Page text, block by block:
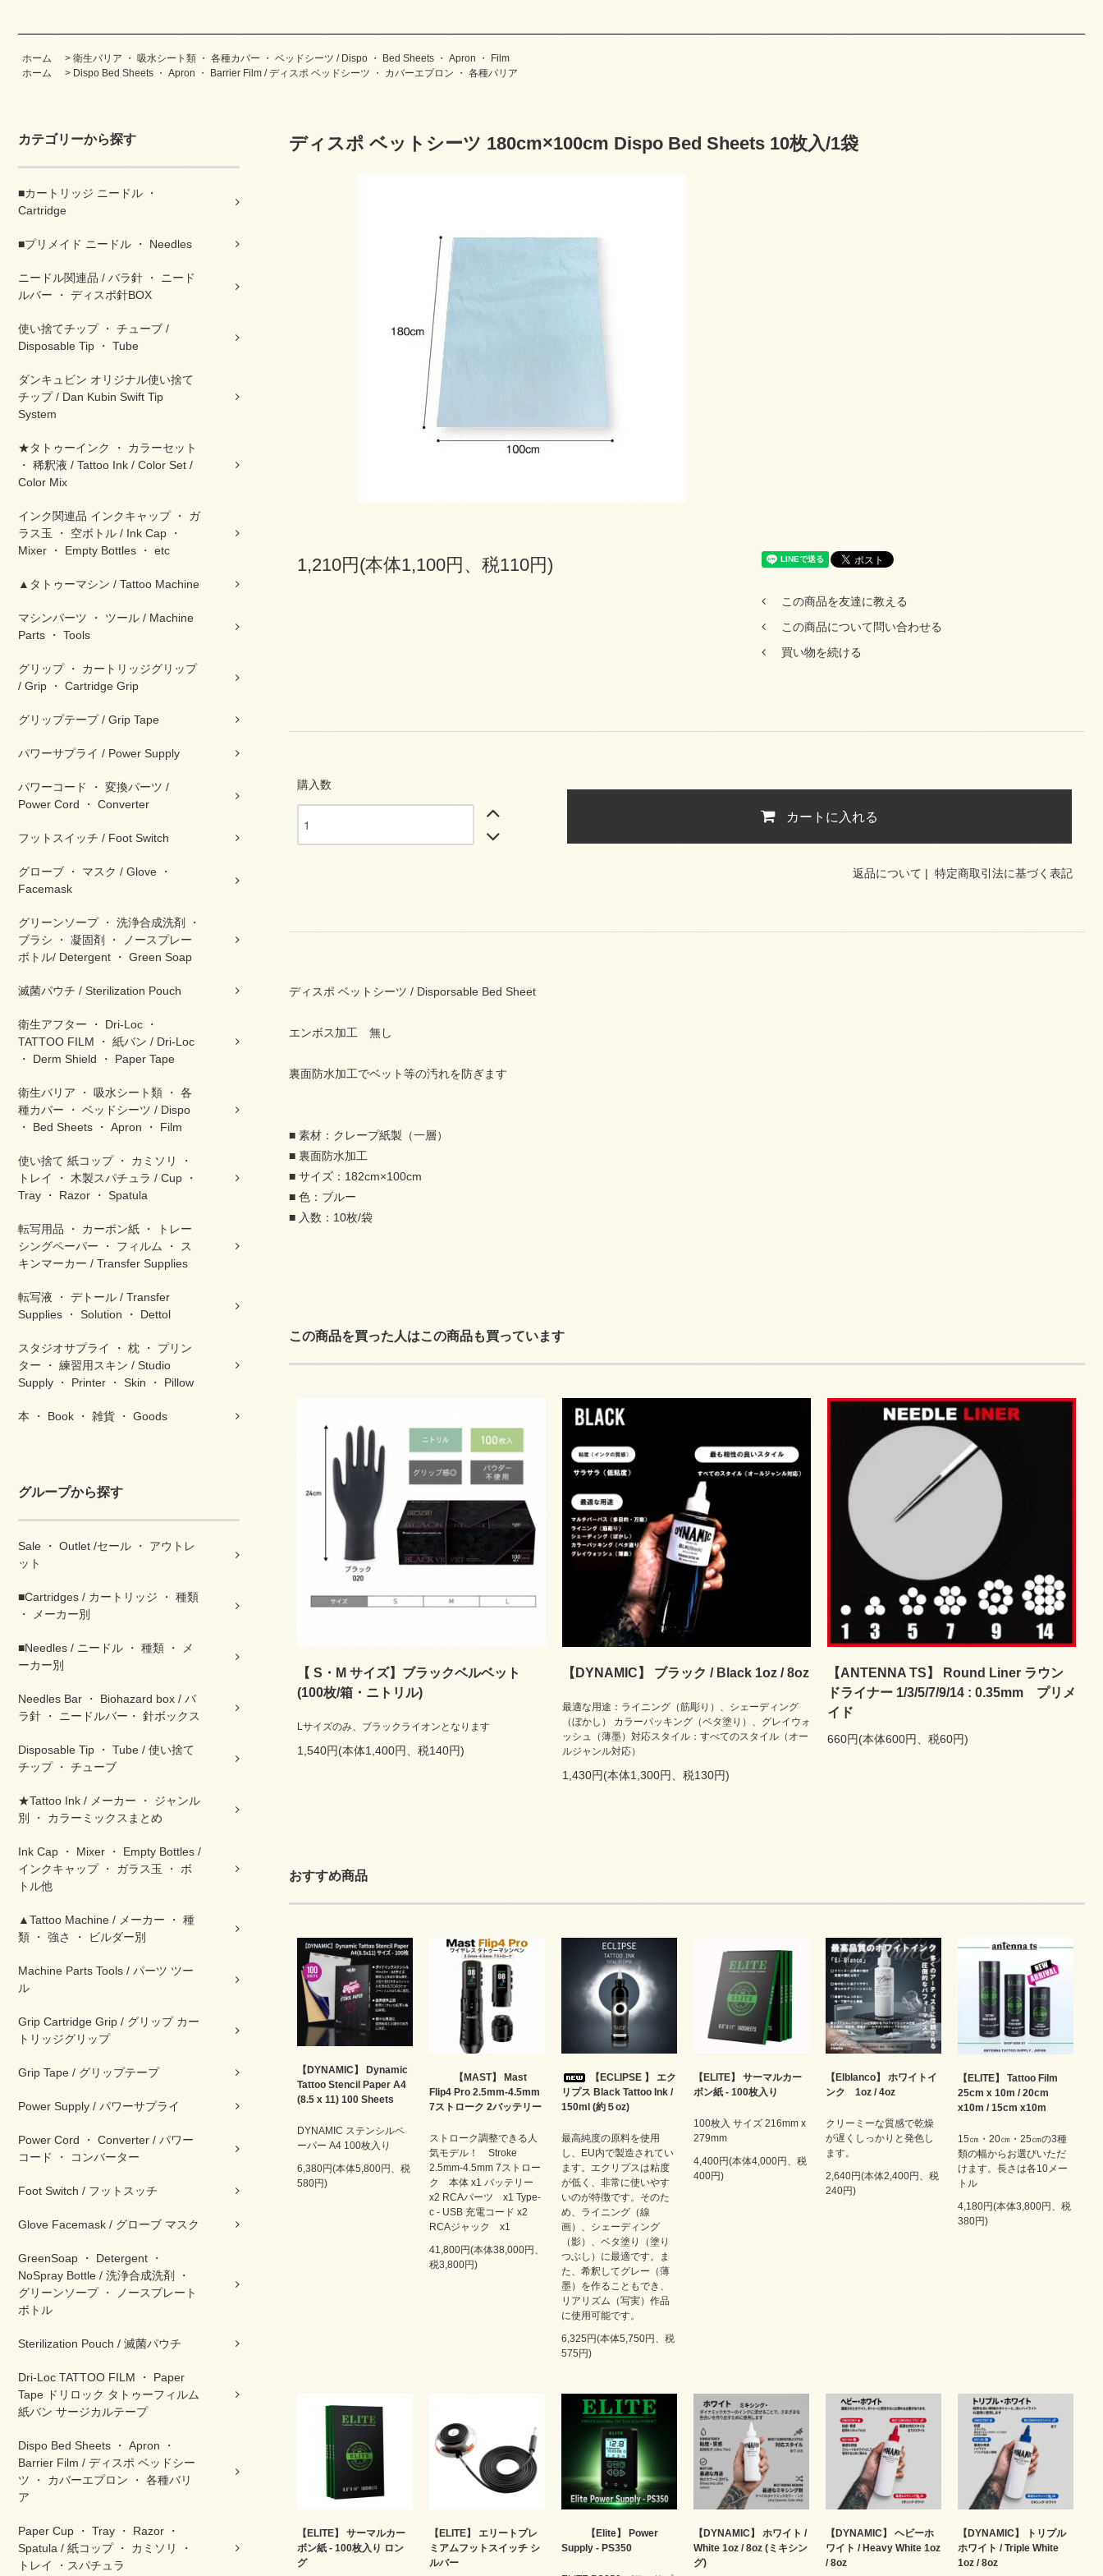
ホーム > 衛生バリア ・ 吸水シート類 ・ 各種カバー ・ ベッドシーツ / Dispo ・ Bed Sheets ・ Apron ・ Film
ホーム
> Dispo Bed Sheets ・ Apron ・ Barrier Film / ディスポ ベッドシーツ ・ カバーエプロン ・ 各種バリア
カテゴリーから探す
■カートリッジ ニードル ・
Cartridge
■プリメイド ニードル ・ Needles
ニードル関連品 / バラ針 ・ ニード
ルバー ・ ディスポ針BOX
使い捨てチップ ・ チューブ /
Disposable Tip ・ Tube
ダンキュビン オリジナル使い捨て
チップ / Dan Kubin Swift Tip
System
★タトゥーインク ・ カラーセット
・ 稀釈液 / Tattoo Ink / Color Set /
Color Mix
インク関連品 インクキャップ ・ ガ
ラス玉 ・ 空ボトル / Ink Cap ・
Mixer ・ Empty Bottles ・ etc
▲タトゥーマシン / Tattoo Machine
マシンパーツ ・ ツール / Machine
Parts ・ Tools
グリップ ・ カートリッジグリップ
/ Grip ・ Cartridge Grip
グリップテープ / Grip Tape
パワーサプライ / Power Supply
パワーコード ・ 変換パーツ /
Power Cord ・ Converter
フットスイッチ / Foot Switch
グローブ ・ マスク / Glove ・
Facemask
グリーンソープ ・ 洗浄合成洗剤 ・
ブラシ ・ 凝固剤 ・ ノースプレー
ボトル/ Detergent ・ Green Soap
滅菌パウチ / Sterilization Pouch
衛生アフター ・ Dri-Loc ・
TATTOO FILM ・ 紙バン / Dri-Loc
・ Derm Shield ・ Paper Tape
衛生バリア ・ 吸水シート類 ・ 各
種カバー ・ ベッドシーツ / Dispo
・ Bed Sheets ・ Apron ・ Film
使い捨て 紙コップ ・ カミソリ ・
トレイ ・ 木製スパチュラ / Cup ・
Tray ・ Razor ・ Spatula
転写用品 ・ カーボン紙 ・ トレー
シングペーパー ・ フィルム ・ ス
キンマーカー / Transfer Supplies
転写液 ・ デトール / Transfer
Supplies ・ Solution ・ Dettol
スタジオサプライ ・ 枕 ・ プリン
ター ・ 練習用スキン / Studio
Supply ・ Printer ・ Skin ・ Pillow
本 ・ Book ・ 雑貨 ・ Goods
グループから探す
Sale ・ Outlet /セール ・ アウトレ
ット
■Cartridges / カートリッジ ・ 種類
・ メーカー別
■Needles / ニードル ・ 種類 ・ メ
ーカー別
Needles Bar ・ Biohazard box / バ
ラ針 ・ ニードルバー・ 針ボックス
Disposable Tip ・ Tube / 使い捨て
チップ ・ チューブ
★Tattoo Ink / メーカー ・ ジャンル
別 ・ カラーミックスまとめ
Ink Cap ・ Mixer ・ Empty Bottles /
インクキャップ ・ ガラス玉 ・ ボ
トル他
▲Tattoo Machine / メーカー ・ 種
類 ・ 強さ ・ ビルダー別
Machine Parts Tools / パーツ ツー
ル
Grip Cartridge Grip / グリップ カー
トリッジグリップ
Grip Tape / グリップテープ
Power Supply / パワーサプライ
Power Cord ・ Converter / パワー
コード ・ コンバーター
Foot Switch / フットスッチ
Glove Facemask / グローブ マスク
GreenSoap ・ Detergent ・
NoSpray Bottle / 洗浄合成洗剤 ・
グリーンソープ ・ ノースプレート
ボトル
Sterilization Pouch / 滅菌パウチ
Dri-Loc TATTOO FILM ・ Paper
Tape ドリロック タトゥーフィルム
紙バン サージカルテープ
Dispo Bed Sheets ・ Apron ・
Barrier Film / ディスポ ベッドシー
ツ ・ カバーエプロン ・ 各種バリ
ア
Paper Cup ・ Tray ・ Razor ・
Spatula / 紙コップ ・ カミソリ ・
トレイ ・スパチュラ
ディスポ ベットシーツ 180cm×100cm Dispo Bed Sheets 10枚入/1袋
1,210円(本体1,100円、税110円)
この商品を友達に教える
この商品について問い合わせる
買い物を続ける
購入数
カートに入れる
返品について | 特定商取引法に基づく表記
ディスポ ベットシーツ / Disporsable Bed Sheet
エンボス加工 無し
裏面防水加工でベット等の汚れを防ぎます
■ 素材：クレープ紙製（一層）
■ 裏面防水加工
■ サイズ：182cm×100cm
■ 色：ブルー
■ 入数：10枚/袋
この商品を買った人はこの商品も買っています
【 S・M サイズ】ブラックベルベット
(100枚/箱・ニトリル)
Lサイズのみ、ブラックライオンとなります
1,540円(本体1,400円、税140円)
【DYNAMIC】 ブラック / Black 1oz / 8oz
最適な用途：ライニング（筋彫り）、シェーディング
（ぼかし） カラーパッキング（ベタ塗り）、グレイウォ
ッシュ（薄墨）対応スタイル：すべてのスタイル（オー
ルジャンル対応）
1,430円(本体1,300円、税130円)
【ANTENNA TS】 Round Liner ラウン
ドライナー 1/3/5/7/9/14 : 0.35mm プリメ
イド
660円(本体600円、税60円)
おすすめ商品
【DYNAMIC】 Dynamic
Tattoo Stencil Paper A4
(8.5 x 11) 100 Sheets
DYNAMIC ステンシルペ
ーパー A4 100枚入り
6,380円(本体5,800円、税
580円)
【MAST】 Mast
Flip4 Pro 2.5mm-4.5mm
7ストローク 2バッテリー
ストローク調整できる人
気モデル！ Stroke
2.5mm-4.5mm 7ストロー
ク 本体 x1 バッテリー
x2 RCAパーツ x1 Type-
c - USB 充電コード x2
RCAジャック x1
41,800円(本体38,000円、
税3,800円)
【ECLIPSE 】 エク
リプス Black Tattoo Ink /
150ml (約５oz)
最高純度の原料を使用
し、EU内で製造されてい
ます。エクリプスは粘度
が低く、非常に使いやす
いのが特徴です。そのた
め、ライニング（線
画）、シェーディング
（影）、ベタ塗り（塗り
つぶし）に最適です。ま
た、希釈してグレー（薄
墨）を作ることもでき、
リアリズム（写実）作品
に使用可能です。
6,325円(本体5,750円、税
575円)
【ELITE】 サーマルカー
ボン紙 - 100枚入り
100枚入 サイズ 216mm x
279mm
4,400円(本体4,000円、税
400円)
【Elblanco】 ホワイトイ
ンク 1oz / 4oz
クリーミーな質感で乾燥
が遅くしっかりと発色し
ます。
2,640円(本体2,400円、税
240円)
【ELITE】 Tattoo Film
25cm x 10m / 20cm
x10m / 15cm x10m
15㎝・20㎝・25㎝の3種
類の幅からお選びいただ
けます。長さは各10メー
トル
4,180円(本体3,800円、税
380円)
【ELITE】 サーマルカー
ボン紙 - 100枚入り ロン
グ
【ELITE】 エリートプレ
ミアムフットスイッチ シ
ルバー
【Elite】 Power
Supply - PS350
【DYNAMIC】 ホワイト /
White 1oz / 8oz (ミキシン
グ)
【DYNAMIC】 ヘビーホ
ワイト / Heavy White 1oz
/ 8oz
【DYNAMIC】 トリプル
ホワイト / Triple White
1oz / 8oz